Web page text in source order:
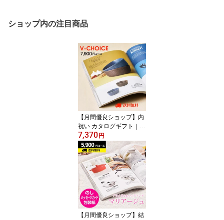
ショップ内の注目商品
【月間優良ショップ】内
祝い カタログギフト｜V
チョイス 7900円コース
｜引き出物 出産内祝い
香典返し 快気祝い お祝
い 内祝 ギフトカタログ
グルメ CATALOG GIFT
ギフトカタログ 誕生日
体験 温泉 食事
7,370 円
【月間優良ショップ】結